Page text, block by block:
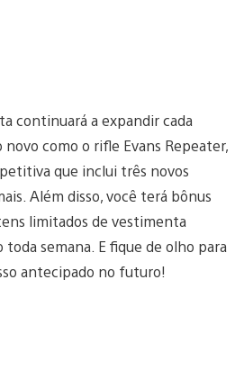
continuará a expandir cada
como o rifle Evans Repeater,
que inclui três novos
Além disso, você terá bônus
limitados de vestimenta
semana. E fique de olho para
antecipado no futuro!